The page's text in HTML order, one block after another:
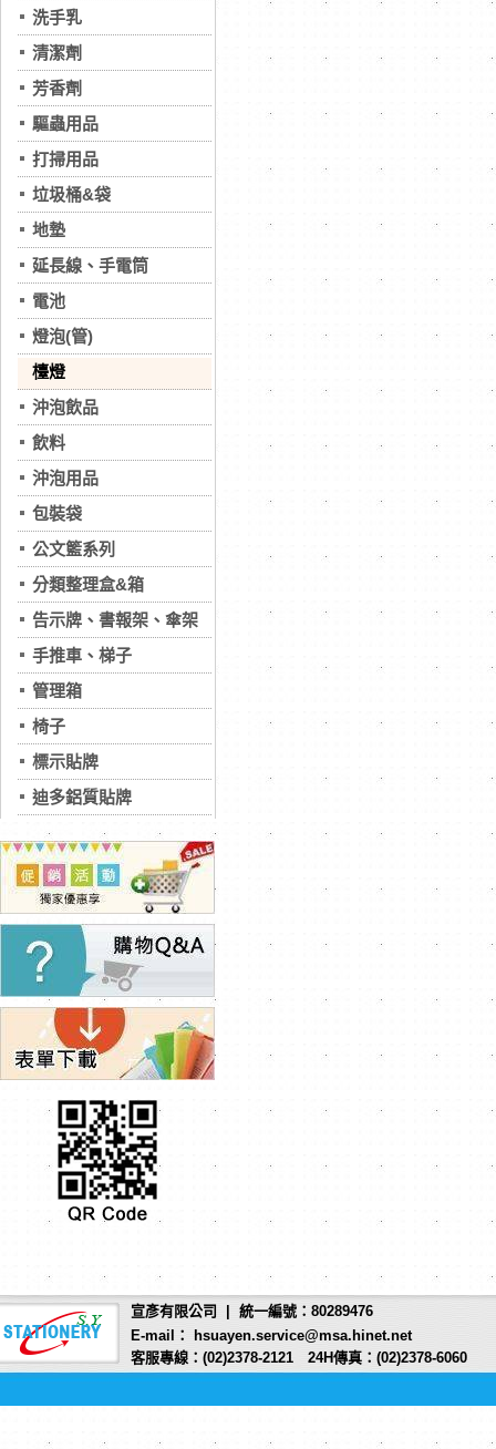
洗手乳
清潔劑
芳香劑
驅蟲用品
打掃用品
垃圾桶&袋
地墊
延長線、手電筒
電池
燈泡(管)
檯燈
沖泡飲品
飲料
沖泡用品
包裝袋
公文籃系列
分類整理盒&箱
告示牌、書報架、傘架
手推車、梯子
管理箱
椅子
標示貼牌
迪多鋁質貼牌
宣彥有限公司 | 統一編號：80289476
E-mail： hsuayen.service@msa.hinet.net
客服專線：(02)2378-2121 24H傳真：(02)2378-6060